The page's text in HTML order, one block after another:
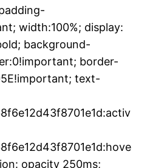
width:100%; display:
background-
border-
text-
opacity 250ms;